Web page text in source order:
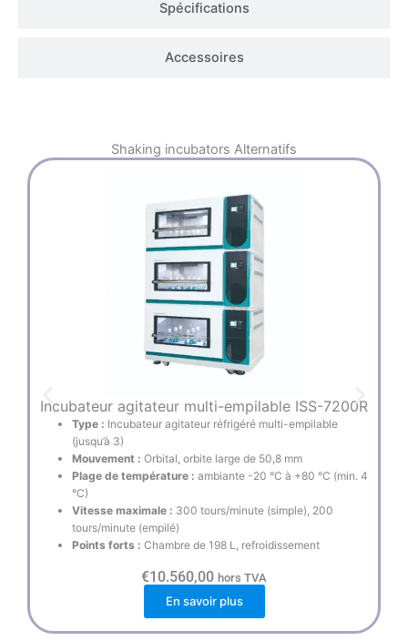
Spécifications
Accessoires
Shaking incubators Alternatifs
Incubateur agitateur multi-empilable ISS-7200R
Type : Incubateur agitateur réfrigéré multi-empilable
(jusqu’à 3)
Mouvement : Orbital, orbite large de 50,8 mm
Plage de température : ambiante -20 °C à +80 °C (min. 4
°C)
Vitesse maximale : 300 tours/minute (simple), 200
tours/minute (empilé)
Points forts : Chambre de 198 L, refroidissement
€10.560,00 hors TVA
En savoir plus